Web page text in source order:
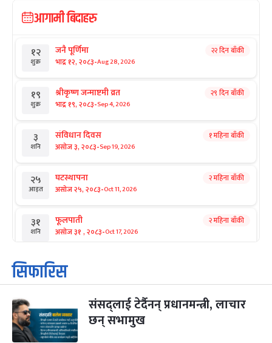
आगामी बिदाहरु
१२
शुक्र
जनै पूर्णिमा
भाद्र १२, २०८३-Aug 28, 2026
२२ दिन बाँकी
१९
शुक्र
श्रीकृष्ण जन्माष्टमी व्रत
भाद्र १९, २०८३-Sep 4, 2026
२९ दिन बाँकी
३
शनि
संविधान दिवस
असोज ३, २०८३-Sep 19, 2026
१ महिना बाँकी
२५
आइत
घटस्थापना
असोज २५, २०८३-Oct 11, 2026
२ महिना बाँकी
३१
शनि
फूलपाती
असोज ३१ , २०८३-Oct 17, 2026
२ महिना बाँकी
१
आइत
कार्तिक सङ्क्रान्ति
कार्तिक १, २०८३
३
मंगल
महानवमी
कार्तिक ३, २०८३-Oct 20, 2026
२ महिना बाँकी
सिफारिस
संसद्लाई टेर्दैनन् प्रधानमन्त्री, लाचार
छन् सभामुख